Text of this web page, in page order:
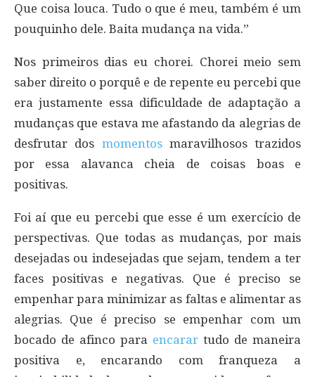
Que coisa louca. Tudo o que é meu, também é um
pouquinho dele. Baita mudança na vida.”
Nos primeiros dias eu chorei. Chorei meio sem
saber direito o porquê e de repente eu percebi que
era justamente essa dificuldade de adaptação a
mudanças que estava me afastando da alegrias de
desfrutar dos momentosmaravilhosos trazidos
por essa alavanca cheia de coisas boas e
positivas.
Foi aí que eu percebi que esse é um exercício de
perspectivas. Que todas as mudanças, por mais
desejadas ou indesejadas que sejam, tendem a ter
faces positivas e negativas. Que é preciso se
empenhar para minimizar as faltas e alimentar as
alegrias. Que é preciso se empenhar com um
bocado de afinco para encarar tudo de maneira
positiva e, encarando com franqueza a